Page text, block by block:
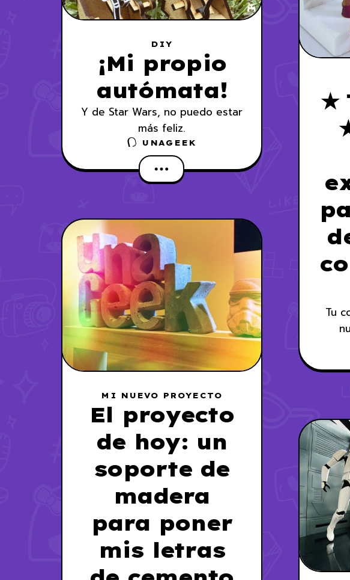
DIY
¡Mi propio
autómata!
Y de Star Wars, no puedo estar
más feliz.
UNAGEEK
★
Tu
MI NUEVO PROYECTO
El proyecto
de hoy: un
soporte de
madera
para poner
mis letras